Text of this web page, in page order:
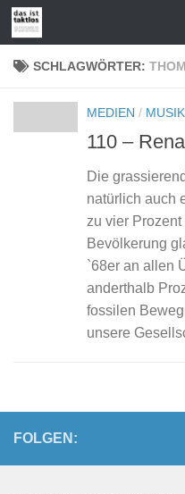
Zum Inhalt springen
SCHLAGWÖRTER:
MEDIEN /
110 –
Die
natürlich auch
zu vier
Bevölkerung
`68er an allen
anderthalb
fossilen
unsere
FOLGEN: